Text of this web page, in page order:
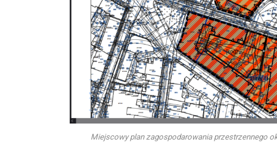
Miejscowy plan zagospodarowania przestrzennego